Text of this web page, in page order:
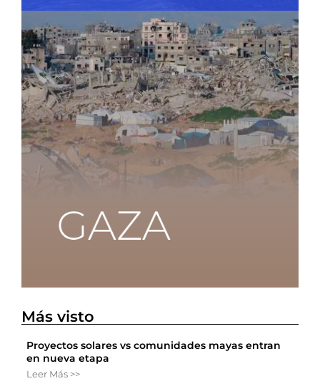
Más visto
Proyectos solares vs comunidades mayas entran
en nueva etapa
Leer Más >>